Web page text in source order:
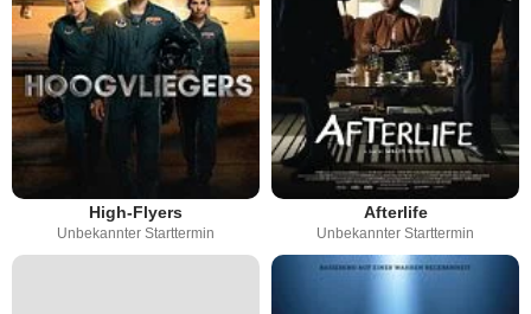
High-Flyers
Unbekannter Starttermin
Afterlife
Unbekannter Starttermin